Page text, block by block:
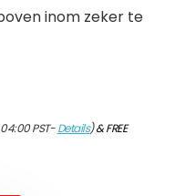
inom zeker te
PST-Details)&FREE